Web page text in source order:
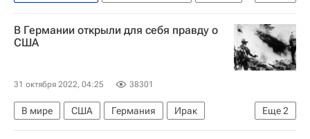
США
Министерство обороны США
НАТО
Украина
В мире
В Германии открыли для себя правду о
США
31 октября 2022, 04:25 38301
Еще2
В мире США Германия
Ирак
Вьетнам
история